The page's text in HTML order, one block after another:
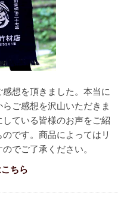
感想を頂きました。本当に
らご感想を沢山いただきま
ている皆様のお声をご紹
です。商品によってはリ
でご了承ください。
ちら